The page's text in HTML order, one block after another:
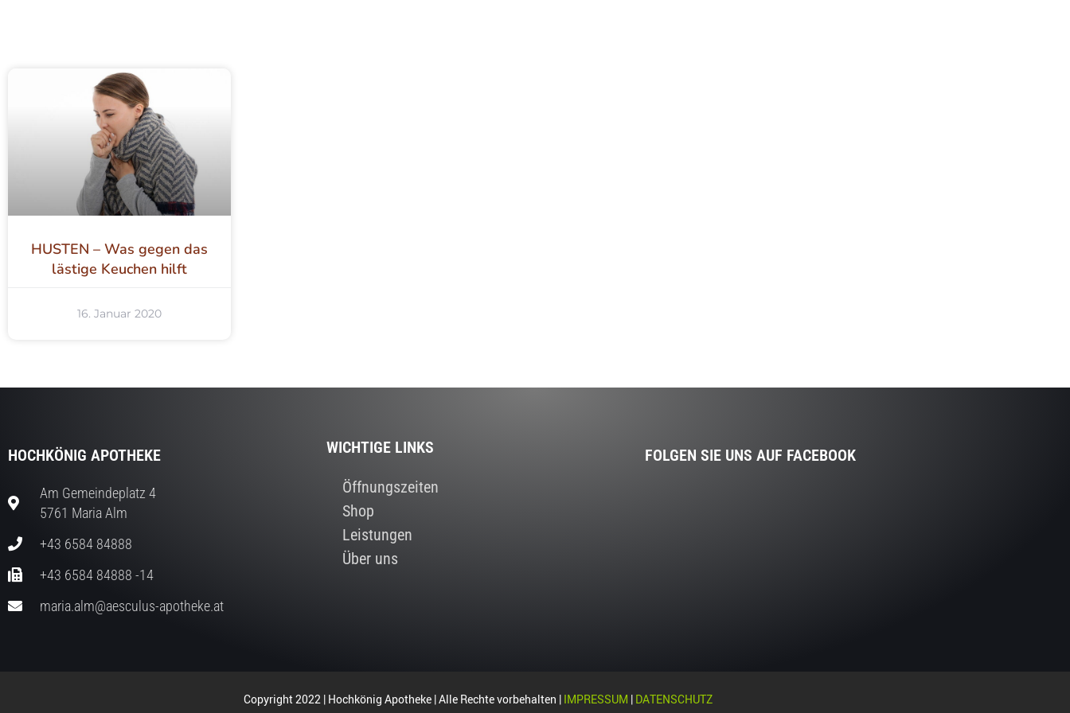
HUSTEN – Was gegen das
lästige Keuchen hilft
16. Januar 2020
HOCHKÖNIG APOTHEKE
Am Gemeindeplatz 4
5761 Maria Alm
+43 6584 84888
+43 6584 84888 -14
maria.alm@aesculus-apotheke.at
WICHTIGE LINKS
Öffnungszeiten
Shop
Leistungen
Über uns
FOLGEN SIE UNS AUF FACEBOOK
Copyright 2022 | Hochkönig Apotheke | Alle Rechte vorbehalten | IMPRESSUM | DATENSCHUTZ